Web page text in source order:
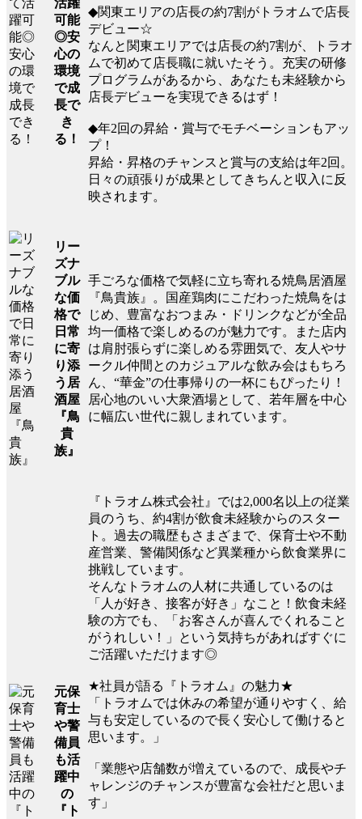
活躍
可能
◎安
心の
環境
で成
長で
き
る！
◆関東エリアの店長の約7割がトラオムで店長
デビュー☆
なんと関東エリアでは店長の約7割が、トラオ
ムで初めて店長職に就いたそう。充実の研修
プログラムがあるから、あなたも未経験から
店長デビューを実現できるはず！
◆年2回の昇給・賞与でモチベーションもアッ
プ！
昇給・昇格のチャンスと賞与の支給は年2回。
日々の頑張りが成果としてきちんと収入に反
映されます。
リー
ズナ
ブル
な価
格で
日常
に寄
り添
う居
酒屋
『鳥
貴
族』
手ごろな価格で気軽に立ち寄れる焼鳥居酒屋
『鳥貴族』。国産鶏肉にこだわった焼鳥をは
じめ、豊富なおつまみ・ドリンクなどが全品
均一価格で楽しめるのが魅力です。また店内
は肩肘張らずに楽しめる雰囲気で、友人やサ
ークル仲間とのカジュアルな飲み会はもちろ
ん、“華金”の仕事帰りの一杯にもぴったり！
居心地のいい大衆酒場として、若年層を中心
に幅広い世代に親しまれています。
元保
育士
や警
備員
も活
躍中
の
『ト
『トラオム株式会社』では2,000名以上の従業
員のうち、約4割が飲食未経験からのスター
ト。過去の職歴もさまざまで、保育士や不動
産営業、警備関係など異業種から飲食業界に
挑戦しています。
そんなトラオムの人材に共通しているのは
「人が好き、接客が好き」なこと！飲食未経
験の方でも、「お客さんが喜んでくれること
がうれしい！」という気持ちがあればすぐに
ご活躍いただけます◎
★社員が語る『トラオム』の魅力★
「トラオムでは休みの希望が通りやすく、給
与も安定しているので長く安心して働けると
思います。」
「業態や店舗数が増えているので、成長やチ
ャレンジのチャンスが豊富な会社だと思いま
す」